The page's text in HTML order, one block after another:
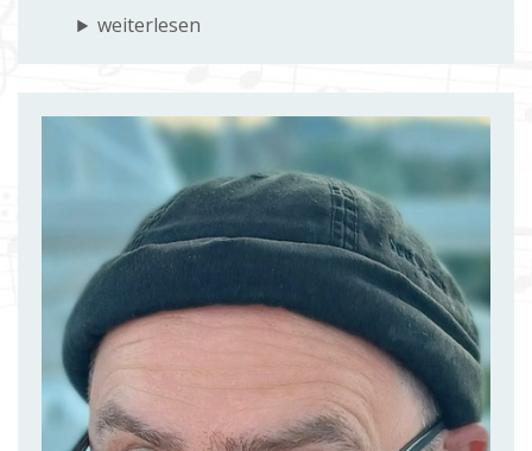
weiterlesen